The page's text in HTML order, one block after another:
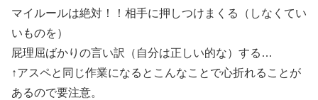
マイルールは絶対！！相手に押しつけまくる（しなくてい
いものを）
屁理屈ばかりの言い訳（自分は正しい的な）する…
↑アスペと同じ作業になるとこんなことで心折れることが
あるので要注意。